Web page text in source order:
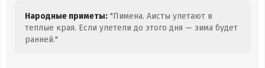
Народные приметы: "Пимена. Аисты улетают в
теплые края. Если улетели до этого дня — зима будет
ранней."